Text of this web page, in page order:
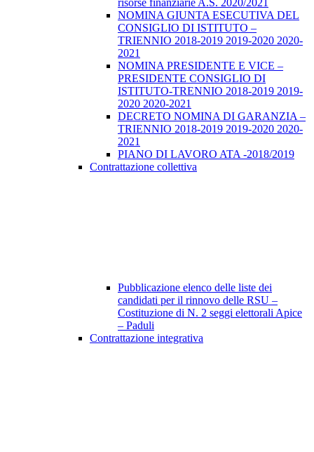
risorse finanziarie A.S. 2020/2021
NOMINA GIUNTA ESECUTIVA DEL
CONSIGLIO DI ISTITUTO –
TRIENNIO 2018-2019 2019-2020 2020-
2021
NOMINA PRESIDENTE E VICE –
PRESIDENTE CONSIGLIO DI
ISTITUTO-TRENNIO 2018-2019 2019-
2020 2020-2021
DECRETO NOMINA DI GARANZIA –
TRIENNIO 2018-2019 2019-2020 2020-
2021
PIANO DI LAVORO ATA -2018/2019
Contrattazione collettiva
Pubblicazione elenco delle liste dei
candidati per il rinnovo delle RSU –
Costituzione di N. 2 seggi elettorali Apice
– Paduli
Contrattazione integrativa